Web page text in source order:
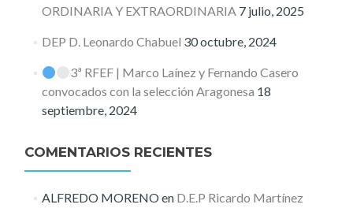
ORDINARIA Y EXTRAORDINARIA 7 julio, 2025
DEP D. Leonardo Chabuel 30 octubre, 2024
3ª RFEF | Marco Laínez y Fernando Casero
convocados con la selección Aragonesa 18
septiembre, 2024
COMENTARIOS RECIENTES
ALFREDO MORENOen D.E.P Ricardo Martínez